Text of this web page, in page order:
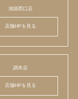
池袋西口店
店舗HPを見る
調布店
店舗HPを見る